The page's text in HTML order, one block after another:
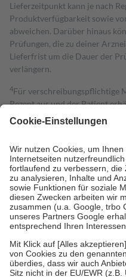
Lieferzeitpunkt kann je nach
Produktverfügbarkeit sowie
abweichen. Darüber hinaus
Prüfungen, die zu deiner
Lieferfrist um die Dauer der
verlängern.
4Für verschreibungspflichtige
Rezept aus und der Patient
gesetzliche
Kosten dafür, der Versicherte
Grundsätzlich leisten
Prozent des Abgabepreises,
höchstens zehn Euro.Es sind
Kosten der Leistung zu
Diese Regeln gelten
Bei Heilmitteln und häuslicher
Zuzahlung zehn Prozent der
Verordnung.
Um das Engagement der
stärken und die besondere